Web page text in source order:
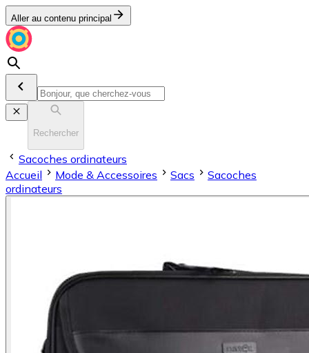
Aller au contenu principal
Rechercher
Sacoches ordinateurs
Accueil
Mode & Accessoires Sacs
Sacoches
ordinateurs